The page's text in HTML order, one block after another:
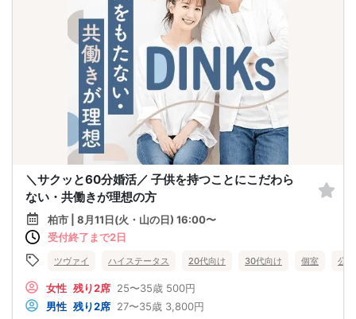
＼サクッと60分婚活／ 子供を持つことにこだわら
ない・共働きが理想の方
柏市 | 8月11日(火・山の日) 16:00〜
受付終了まで2日
ツヴァイ ハイステータス 20代向け 30代向け 個室 公
女性 残り2席 25〜35歳 500円
男性 残り2席 27〜35歳 3,800円